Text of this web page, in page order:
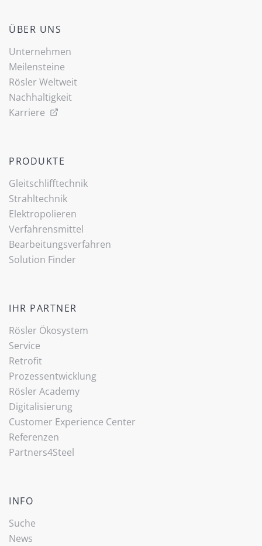
ÜBER UNS
Unternehmen
Meilensteine
Rösler Weltweit
Nachhaltigkeit
Karriere
PRODUKTE
Gleitschlifftechnik
Strahltechnik
Elektropolieren
Verfahrensmittel
Bearbeitungsverfahren
Solution Finder
IHR PARTNER
Rösler Ökosystem
Service
Retrofit
Prozessentwicklung
Rösler Academy
Digitalisierung
Customer Experience Center
Referenzen
Partners4Steel
INFO
Suche
News